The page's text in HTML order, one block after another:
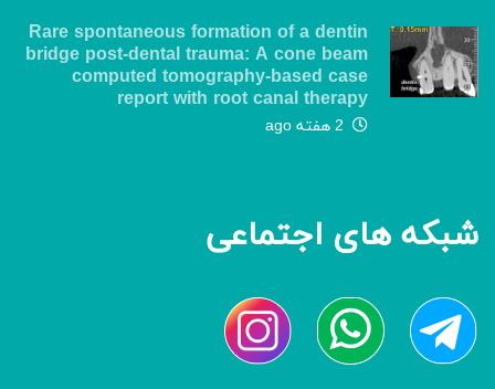
Rare spontaneous formation of a dentin
bridge post-dental trauma: A cone beam
computed tomography-based case
report with root canal therapy
2 هفته ago
شبکه های اجتماعی